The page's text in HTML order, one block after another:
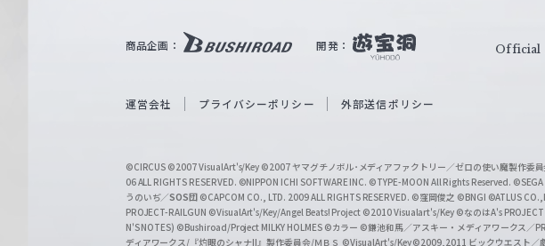
W
i
c
h
w
商品企画： 開発： Official
運営会社 プライバシーポリシー 外部送信ポリシー
©CIRCUS ©2007 VisualArt's/Key ©2007 ヤマグチノボル･メディアファクトリー／ゼロの使い魔製作委
06 ALL RIGHTS RESERVED. ©NIPPON ICHI SOFTWARE INC. ©TYPE-MOON All Rights Reserved. ©SEGA
うのいぢ／SOS団 ©CAPCOM CO., LTD. 2009 ALL RIGHTS RESERVED. ©窪岡俊之 ©BNGI ©ATLUS
PROJECT-RAILGUN ©VisualArt's/Key/Angel Beats! Project ©2010 Visualart's/Key ©なのはA's PROJECT
N'S NOTES) ©Bushiroad/Project MILKY HOLMES ©カラー ©鎌池和馬／アスキー・メディアワークス／
ディアワークス/『灼眼のシャナII』製作委員会/ＭＢＳ ©VisualArt's/Key©2009,2011 ビックウエスト／